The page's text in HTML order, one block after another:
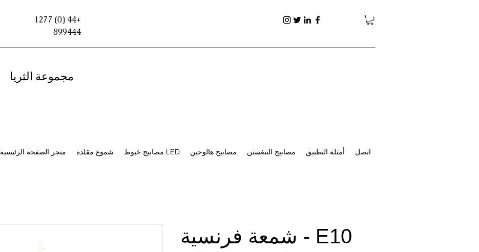
+44 (0) 1277
899444
مجموعة الثريا
متجر الصفحة الرئيسية شموع مقلدة مصابيح خيوط LED مصابيح هالوجين مصابيح التنغستن أمثلة التطبيق اتصل
E10 - شمعة فرنسية